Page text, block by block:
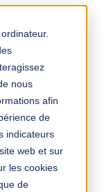
nous
afin
de
indicateurs
web et sur
les cookies
de